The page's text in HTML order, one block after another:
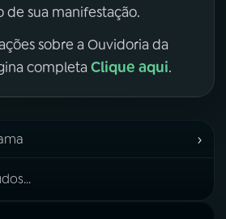
sua manifestação.
sobre a Ouvidoria da
completa Clique aqui.
›